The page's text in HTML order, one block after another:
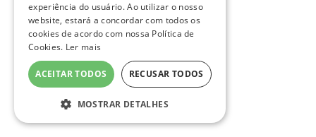
experiência do usuário. Ao utilizar o nosso
website, estará a concordar com todos os
cookies de acordo com nossa Política de
Cookies. Ler mais
ACEITAR TODOS RECUSAR TODOS
MOSTRAR DETALHES